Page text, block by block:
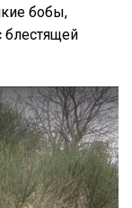
бобы,